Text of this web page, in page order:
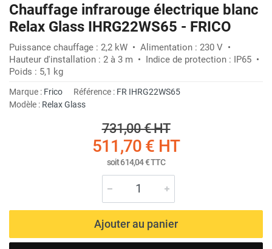
Chauffage infrarouge électrique blanc
Relax Glass IHRG22WS65 - FRICO
Puissance chauffage : 2,2 kW • Alimentation : 230 V •
Hauteur d'installation : 2 à 3 m • Indice de protection : IP65 •
Poids : 5,1 kg
Marque : Frico Référence : FR IHRG22WS65
Modèle : Relax Glass
731,00 €HT
511,70 € HT
soit614,04 €TTC
Ajouter au panier